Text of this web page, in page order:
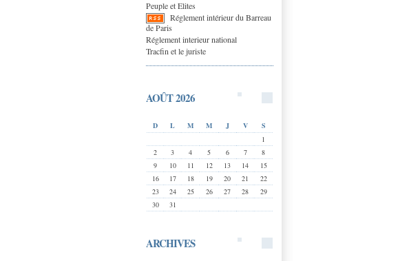
Peuple et Elites
Réglement intérieur du Barreau
de Paris
Réglement interieur national
Tracfin et le juriste
AOÛT 2026
D L M M J V
S
1
2
3 4 5 6 7
8
9
10 11 12 13 14
15
16
17 18 19 20 21
22
23
24 25 26 27 28
29
30
31
ARCHIVES